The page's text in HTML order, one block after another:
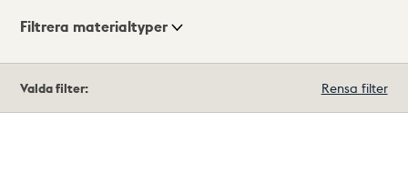
Visningsläge
Filtrera materialtyper
träffar
Valda filter: Rensa filter